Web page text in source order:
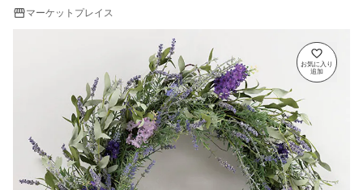
マーケットプレイス